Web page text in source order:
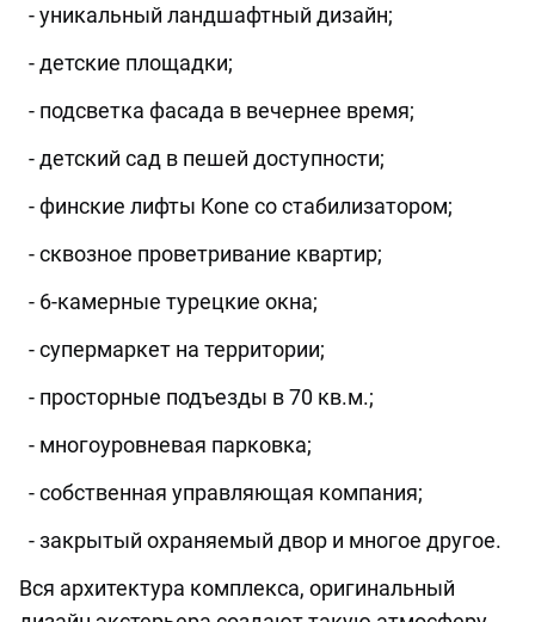
- уникальный ландшафтный дизайн;
- детские площадки;
- подсветка фасада в вечернее время;
- детский сад в пешей доступности;
- финские лифты Kone со стабилизатором;
- сквозное проветривание квартир;
- 6-камерные турецкие окна;
- супермаркет на территории;
- просторные подъезды в 70 кв.м.;
- многоуровневая парковка;
- собственная управляющая компания;
- закрытый охраняемый двор и многое другое.
Вся архитектура комплекса, оригинальный